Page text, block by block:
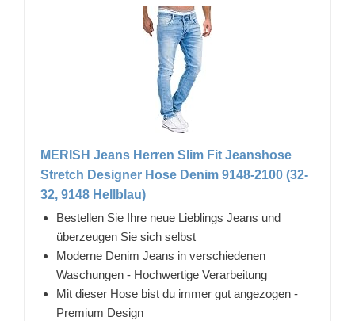
MERISH Jeans Herren Slim Fit Jeanshose
Stretch Designer Hose Denim 9148-2100 (32-
32, 9148 Hellblau)
Bestellen Sie Ihre neue Lieblings Jeans und
überzeugen Sie sich selbst
Moderne Denim Jeans in verschiedenen
Waschungen - Hochwertige Verarbeitung
Mit dieser Hose bist du immer gut angezogen -
Premium Design